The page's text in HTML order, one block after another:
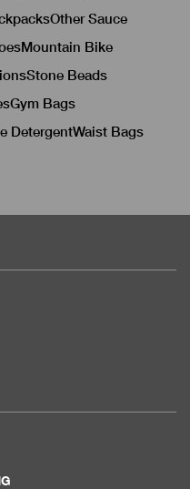
Other Sauce
Mountain Bike
Stone Beads
Gym Bags
DetergentWaist Bags